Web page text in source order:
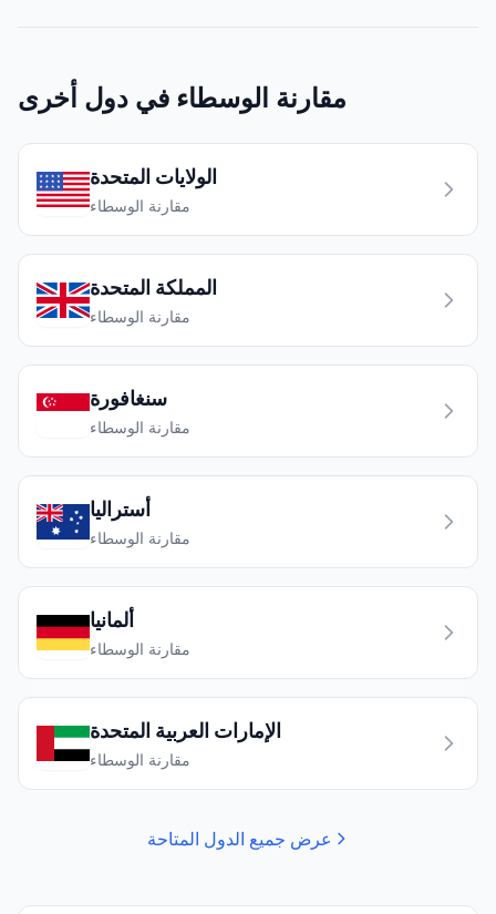
مقارنة الوسطاء في دول أخرى
الولايات المتحدة
مقارنة الوسطاء
المملكة المتحدة
مقارنة الوسطاء
سنغافورة
مقارنة الوسطاء
أستراليا
مقارنة الوسطاء
ألمانيا
مقارنة الوسطاء
الإمارات العربية المتحدة
مقارنة الوسطاء
عرض جميع الدول المتاحة